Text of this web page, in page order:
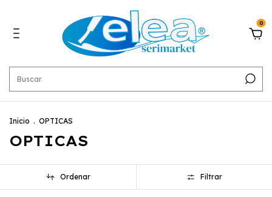
0
Inicio . OPTICAS
OPTICAS
Ordenar Filtrar